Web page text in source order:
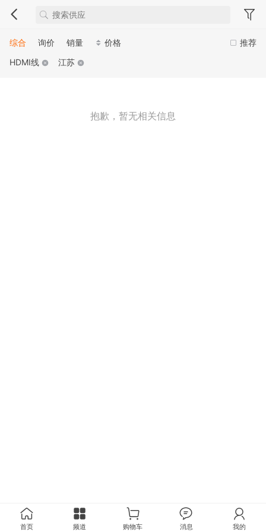
推荐
综合 询价 销量
价格
HDMI线
江苏
抱歉，暂无相关信息
首页 频道 购物车 消息 我的